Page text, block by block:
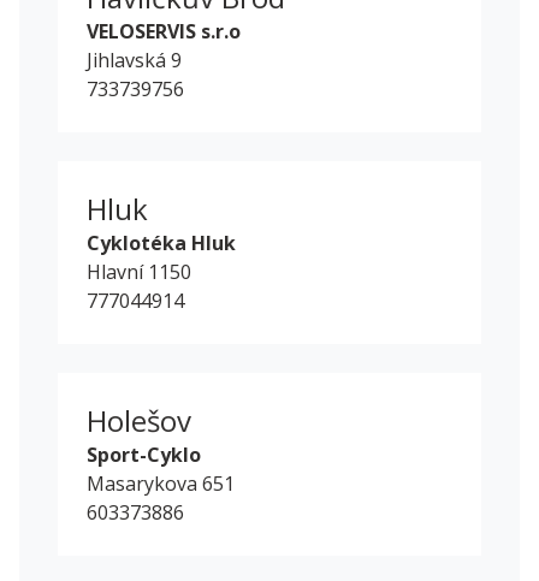
VELOSERVIS s.r.o
Jihlavská 9
733739756
Hluk
Cyklotéka Hluk
Hlavní 1150
777044914
Holešov
Sport-Cyklo
Masarykova 651
603373886